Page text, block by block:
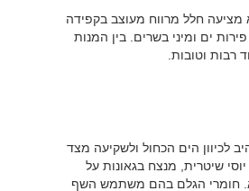
חלל מרווח מעוצב בקפידה
ים ומיני בשרים. בין המנות
רבות וטובות.
לכיוון הים הכחול ולשקיעה מצד
שיטרית, מנצח בגאונות על
חומרי הגלם בהם משתמש השף